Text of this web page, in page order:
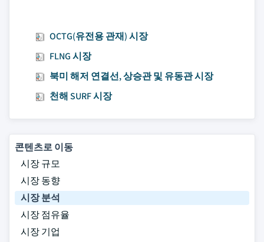
OCTG(유전용 관재) 시장
FLNG 시장
북미 해저 연결선, 상승관 및 유동관 시장
천해 SURF 시장
콘텐츠로 이동
시장 규모
시장 동향
시장 분석
시장 점유율
시장 기업